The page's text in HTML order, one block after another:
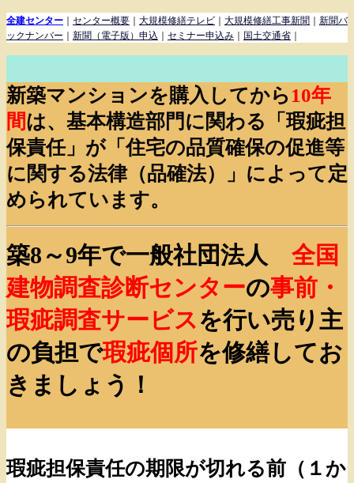
全建センター センター概要 大規模修繕テレビ 大規模修繕工事新聞
新聞バ
ックナンバー
新聞（電子版）申込 セミナー申込み 国土交通省
新築マンションを購入してから 10年
間は、基本構造部門に関わる「瑕疵担
保責任」が「住宅の品質確保の促進等
に関する法律（品確法）」によって定
められています。
築8～9年で一般社団法人 全国
建物調査診断センターの事前・
瑕疵調査サービスを行い売り主
の負担で瑕疵個所を修繕してお
きましょう！
瑕疵担保責任の期限が切れる前（１か